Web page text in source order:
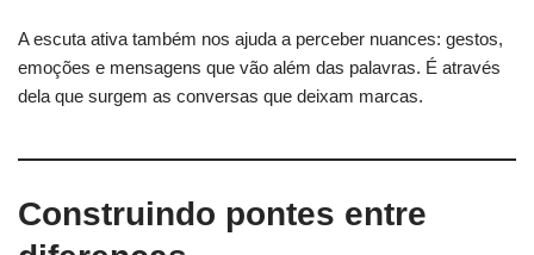
A escuta ativa também nos ajuda a perceber nuances: gestos,
emoções e mensagens que vão além das palavras. É através
dela que surgem as conversas que deixam marcas.
Construindo pontes entre